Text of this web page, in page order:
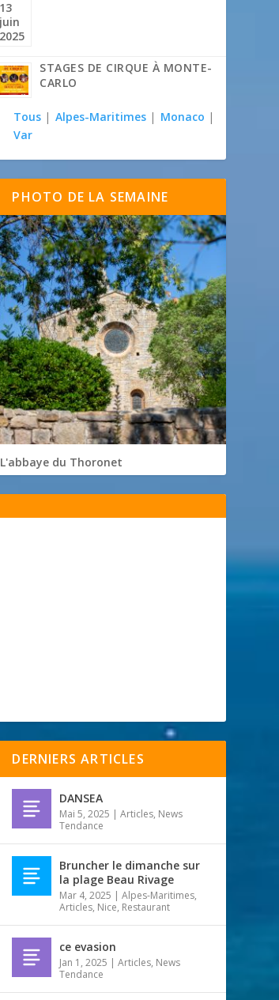
STAGES DE CIRQUE À MONTE-
CARLO
Tous | Alpes-Maritimes | Monaco |
Var
PHOTO DE LA SEMAINE
L'abbaye du Thoronet
DERNIERS ARTICLES
DANSEA
Mai 5, 2025 |Articles, News
Tendance
Bruncher le dimanche sur
la plage Beau Rivage
Mar 4, 2025 |Alpes-Maritimes,
Articles, Nice, Restaurant
ce evasion
Jan 1, 2025 |Articles, News
Tendance